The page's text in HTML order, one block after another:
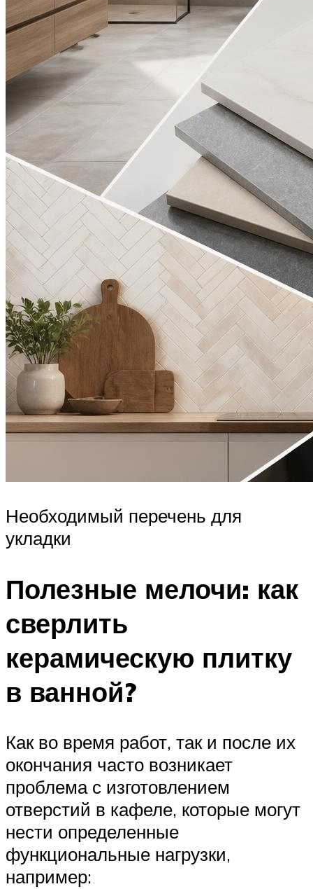
Необходимый перечень для
укладки
Полезные мелочи: как
сверлить
керамическую плитку
в ванной?
Как во время работ, так и после их
окончания часто возникает
проблема с изготовлением
отверстий в кафеле, которые могут
нести определенные
функциональные нагрузки,
например: